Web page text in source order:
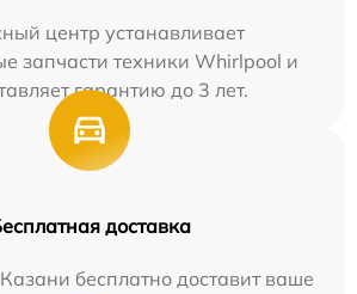
центр устанавливает
запчасти техники Whirlpool и
гарантию до 3 лет.
доставка
бесплатно доставит ваше